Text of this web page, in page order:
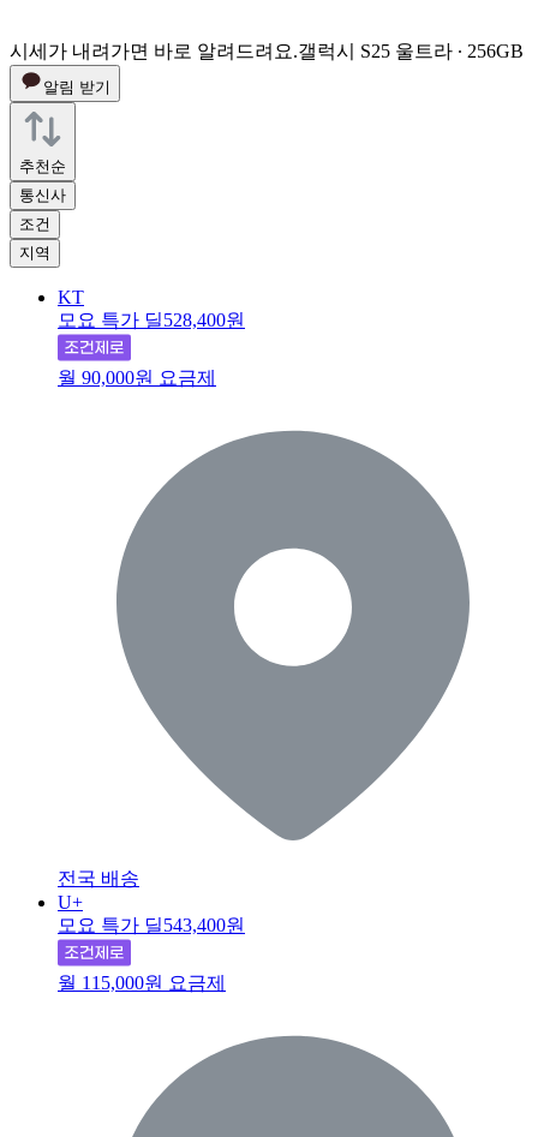
시세가 내려가면 바로 알려드려요.갤럭시 S25 울트라 ∙ 256GB
알림 받기
추천순
통신사
조건
지역
KT
모요 특가 딜528,400원
월 90,000원 요금제
전국 배송
U+
모요 특가 딜543,400원
월 115,000원 요금제